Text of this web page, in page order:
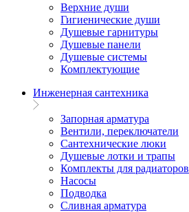
Верхние души
Гигиенические души
Душевые гарнитуры
Душевые панели
Душевые системы
Комплектующие
Инженерная сантехника
Запорная арматура
Вентили, переключатели
Сантехнические люки
Душевые лотки и трапы
Комплекты для радиаторов
Насосы
Подводка
Сливная арматура